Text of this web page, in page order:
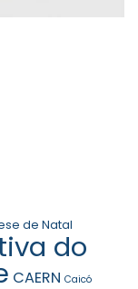
de Natal
do
CAERN Caicó